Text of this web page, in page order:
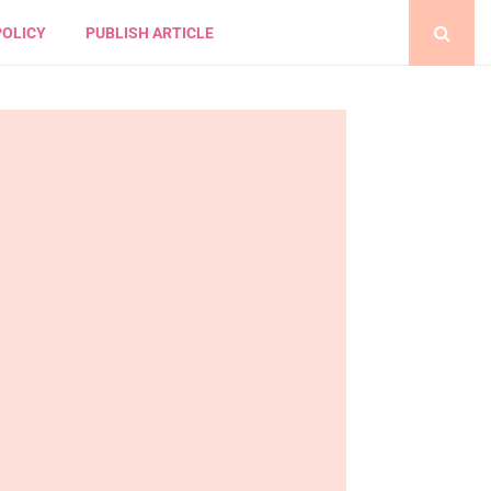
PUBLISH ARTICLE